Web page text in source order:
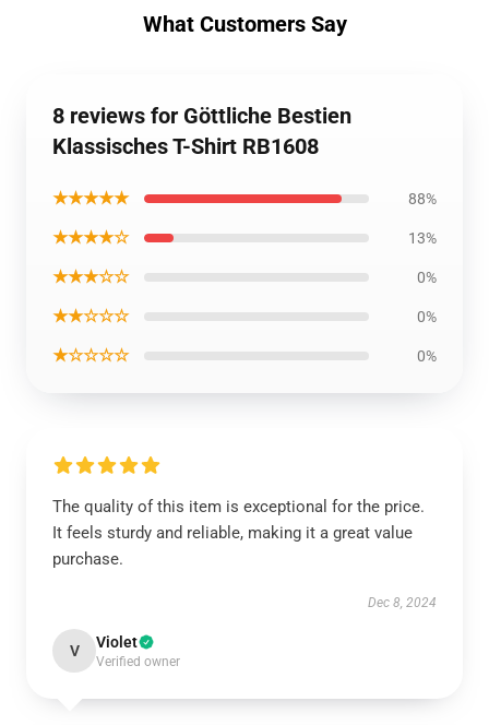
What Customers Say
8 reviews for Göttliche Bestien
Klassisches T-Shirt RB1608
★★★★★ 88%
★★★★☆ 13%
★★★☆☆ 0%
★★☆☆☆ 0%
★☆☆☆☆ 0%
The quality of this item is exceptional for the price.
It feels sturdy and reliable, making it a great value
purchase.
Dec 8, 2024
V Violet
Verified owner